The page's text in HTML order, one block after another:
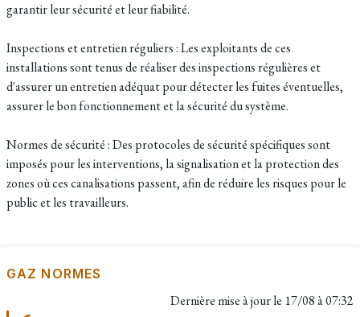
garantir leur sécurité et leur fiabilité.
Inspections et entretien réguliers : Les exploitants de ces
installations sont tenus de réaliser des inspections régulières et
d'assurer un entretien adéquat pour détecter les fuites éventuelles,
assurer le bon fonctionnement et la sécurité du système.
Normes de sécurité : Des protocoles de sécurité spécifiques sont
imposés pour les interventions, la signalisation et la protection des
zones où ces canalisations passent, afin de réduire les risques pour le
public et les travailleurs.
GAZ NORMES
Dernière mise à jour le 17/08 à 07:32